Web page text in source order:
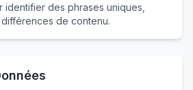
des phrases uniques,
de contenu.